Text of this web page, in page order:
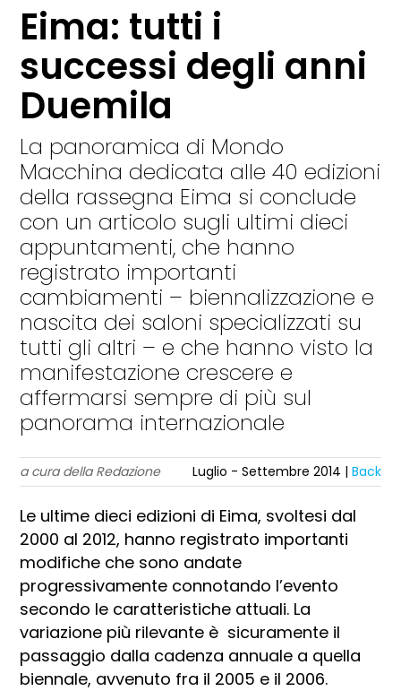
Eima: tutti i
successi degli anni
Duemila
La panoramica di Mondo
Macchina dedicata alle 40 edizioni
della rassegna Eima si conclude
con un articolo sugli ultimi dieci
appuntamenti, che hanno
registrato importanti
cambiamenti – biennalizzazione e
nascita dei saloni specializzati su
tutti gli altri – e che hanno visto la
manifestazione crescere e
affermarsi sempre di più sul
panorama internazionale
a cura della Redazione Luglio - Settembre 2014 | Back
Le ultime dieci edizioni di Eima, svoltesi dal
2000 al 2012, hanno registrato importanti
modifiche che sono andate
progressivamente connotando l’evento
secondo le caratteristiche attuali. La
variazione più rilevante è sicuramente il
passaggio dalla cadenza annuale a quella
biennale, avvenuto fra il 2005 e il 2006.